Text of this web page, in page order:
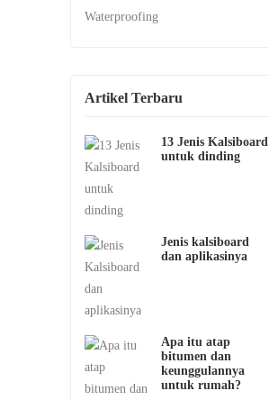
Waterproofing
Artikel Terbaru
13 Jenis Kalsiboard
untuk dinding
Jenis kalsiboard
dan aplikasinya
Apa itu atap
bitumen dan
keunggulannya
untuk rumah?